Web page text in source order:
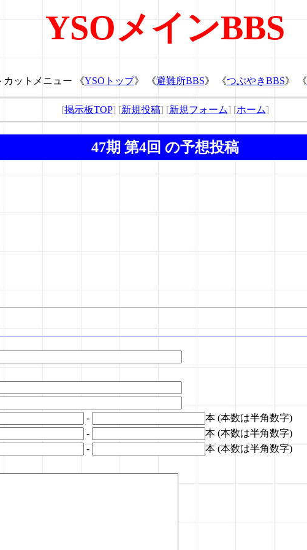
YSOメインBBS
ットメニュー 《YSOトップ》 《避難所BBS》 《つぶやきBBS》 《
[掲示板TOP] [新規投稿] [新規フォーム] [ホーム]
47期 第4回 の予想投稿
-
本 (本数は半角数字)
-
本 (本数は半角数字)
-
本 (本数は半角数字)